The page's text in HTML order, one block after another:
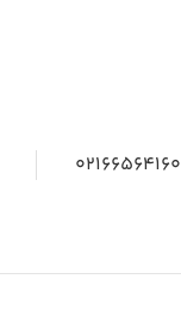
02166564160